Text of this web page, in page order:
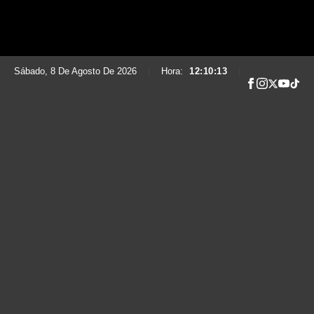
Sábado, 8 De Agosto De 2026 Hora: 12:10:14